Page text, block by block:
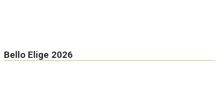
Bello Elige 2026